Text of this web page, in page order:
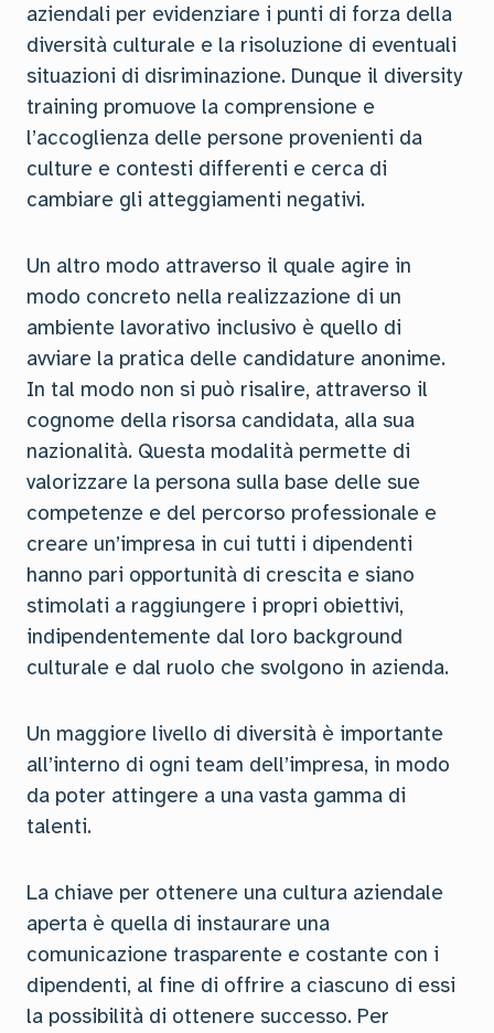
aziendali per evidenziare i punti di forza della
diversità culturale e la risoluzione di eventuali
situazioni di disriminazione. Dunque il diversity
training promuove la comprensione e
l’accoglienza delle persone provenienti da
culture e contesti differenti e cerca di
cambiare gli atteggiamenti negativi.
Un altro modo attraverso il quale agire in
modo concreto nella realizzazione di un
ambiente lavorativo inclusivo è quello di
avviare la pratica delle candidature anonime.
In tal modo non si può risalire, attraverso il
cognome della risorsa candidata, alla sua
nazionalità. Questa modalità permette di
valorizzare la persona sulla base delle sue
competenze e del percorso professionale e
creare un’impresa in cui tutti i dipendenti
hanno pari opportunità di crescita e siano
stimolati a raggiungere i propri obiettivi,
indipendentemente dal loro background
culturale e dal ruolo che svolgono in azienda.
Un maggiore livello di diversità è importante
all’interno di ogni team dell’impresa, in modo
da poter attingere a una vasta gamma di
talenti.
La chiave per ottenere una cultura aziendale
aperta è quella di instaurare una
comunicazione trasparente e costante con i
dipendenti, al fine di offrire a ciascuno di essi
la possibilità di ottenere successo. Per